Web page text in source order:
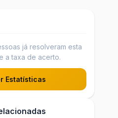
já resolveram esta
a taxa de acerto.
Estatísticas